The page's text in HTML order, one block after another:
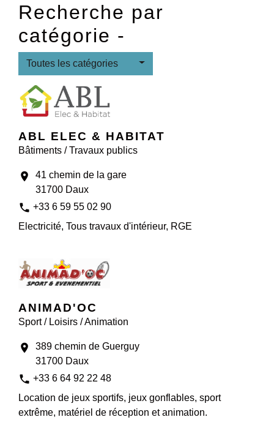
Recherche par
catégorie -
Toutes les catégories
ABL ELEC & HABITAT
Bâtiments / Travaux publics
location_on
41 chemin de la gare
31700 Daux
phone +33 6 59 55 02 90
Electricité, Tous travaux d'intérieur, RGE
ANIMAD'OC
Sport / Loisirs / Animation
location_on
389 chemin de Guerguy
31700 Daux
phone +33 6 64 92 22 48
Location de jeux sportifs, jeux gonflables, sport
extrême, matériel de réception et animation.